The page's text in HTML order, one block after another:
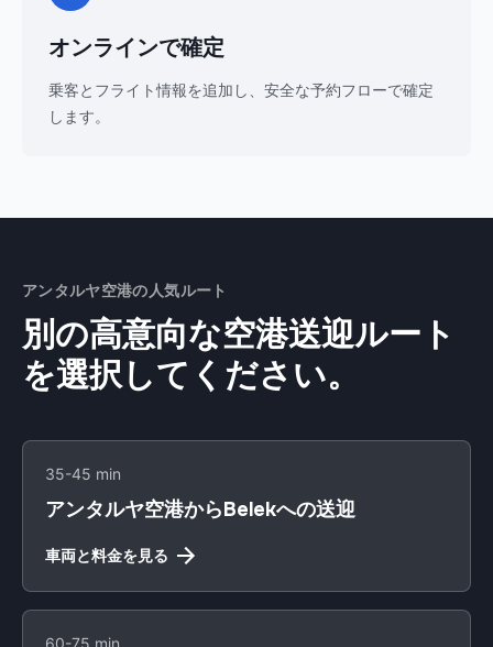
オンラインで確定
乗客とフライト情報を追加し、安全な予約フローで確定
します。
アンタルヤ空港の人気ルート
別の高意向な空港送迎ルート
を選択してください。
35-45 min
アンタルヤ空港からBelekへの送迎
車両と料金を見る